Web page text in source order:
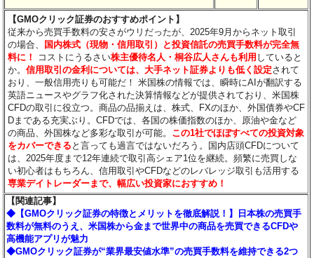
【GMOクリック証券のおすすめポイント】
従来から売買手数料の安さがウリだったが、2025年9月からネット取引
の場合、
国内株式（現物・信用取引）と投資信託の売買手数料が完全無
料に！
コストにうるさい株主優待名人・桐谷広人さんも利用 していると
か。信用取引の金利については、大手ネット証券よりも低く設定されて
おり、一般信用売りも可能だ！ 米国株の情報では、瞬時にAIが翻訳する
英語ニュースやグラフ化された決算情報などが提供されており、米国株
CFDの取引に役立つ。商品の品揃えは、株式、FXのほか、外国債券やCF
Dまである充実ぶり。CFDでは、各国の株価指数のほか、原油や金など
の商品、外国株など多彩な取引が可能。 この1社でほぼすべての投資対象
をカバーできる と言っても過言ではないだろう。国内店頭CFDについて
は、2025年度まで12年連続で取引高シェア1位を継続。頻繁に売買しな
い初心者はもちろん、信用取引やCFDなどのレバレッジ取引も活用する
専業デイトレーダーまで、幅広い投資家におすすめ！
【関連記事】
◆【GMOクリック証券の特徴とメリットを徹底解説！】日本株の売買手
数料が無料のうえ、米国株から金まで世界中の商品を売買できるCFDや
高機能アプリが魅力
◆GMOクリック証券が“業界最安値水準”の売買手数料を維持できる2つ